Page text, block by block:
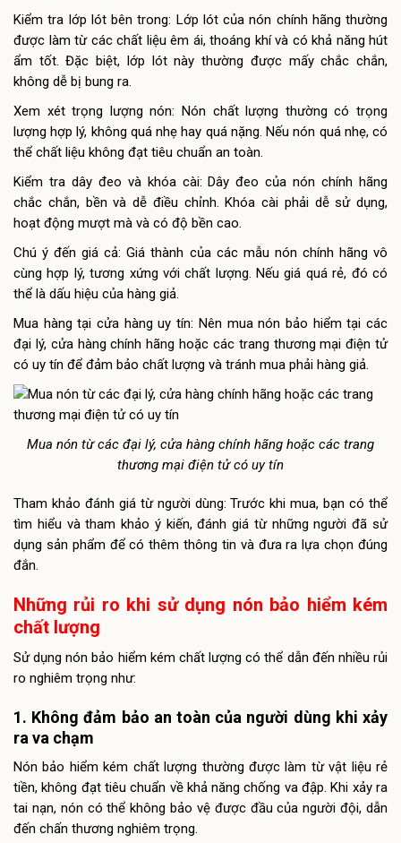
Kiểm tra lớp lót bên trong: Lớp lót của nón chính hãng thường
được làm từ các chất liệu êm ái, thoáng khí và có khả năng hút
ẩm tốt. Đặc biệt, lớp lót này thường được mấy chắc chắn,
không dễ bị bung ra.
Xem xét trọng lượng nón: Nón chất lượng thường có trọng
lượng hợp lý, không quá nhẹ hay quá nặng. Nếu nón quá nhẹ, có
thể chất liệu không đạt tiêu chuẩn an toàn.
Kiểm tra dây đeo và khóa cài: Dây đeo của nón chính hãng
chắc chắn, bền và dễ điều chỉnh. Khóa cài phải dễ sử dụng,
hoạt động mượt mà và có độ bền cao.
Chú ý đến giá cả: Giá thành của các mẫu nón chính hãng vô
cùng hợp lý, tương xứng với chất lượng. Nếu giá quá rẻ, đó có
thể là dấu hiệu của hàng giả.
Mua hàng tại cửa hàng uy tín: Nên mua nón bảo hiểm tại các
đại lý, cửa hàng chính hãng hoặc các trang thương mại điện tử
có uy tín để đảm bảo chất lượng và tránh mua phải hàng giả.
Mua nón từ các đại lý, cửa hàng chính hãng hoặc các trang
thương mại điện tử có uy tín
Tham khảo đánh giá từ người dùng: Trước khi mua, bạn có thể
tìm hiểu và tham khảo ý kiến, đánh giá từ những người đã sử
dụng sản phẩm để có thêm thông tin và đưa ra lựa chọn đúng
đắn.
Những rủi ro khi sử dụng nón bảo hiểm kém
chất lượng
Sử dụng nón bảo hiểm kém chất lượng có thể dẫn đến nhiều rủi
ro nghiêm trọng như:
1. Không đảm bảo an toàn của người dùng khi xảy
ra va chạm
Nón bảo hiểm kém chất lượng thường được làm từ vật liệu rẻ
tiền, không đạt tiêu chuẩn về khả năng chống va đập. Khi xảy ra
tai nạn, nón có thể không bảo vệ được đầu của người đội, dẫn
đến chấn thương nghiêm trọng.